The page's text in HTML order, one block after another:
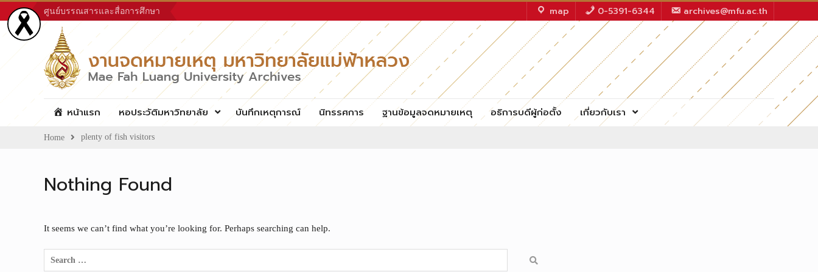
to
content
ศูนย์บรรณสารและสื่อการศึกษา map 0-5391-6344 archives@mfu.ac.th
หน้าแรก หอประวัติมหาวิทยาลัย บันทึกเหตุการณ์ นิทรรศการ ฐานข้อมูลจดหมายเหตุ อธิการบดีผู้ก่อตั้ง เกี่ยวกับเรา
Home plenty of fish visitors
Nothing Found
It seems we can’t find what you’re looking for. Perhaps searching can help.
Search
for: